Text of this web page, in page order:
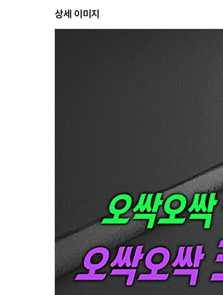
상세 이미지